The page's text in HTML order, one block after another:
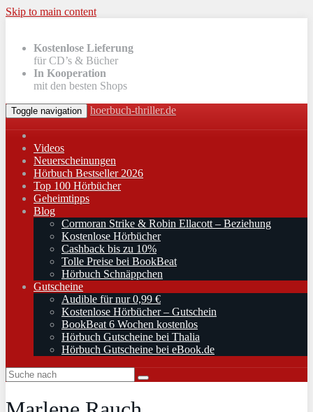
Skip to main content
Kostenlose Lieferung
für CD’s & Bücher
In Kooperation
mit den besten Shops
Toggle navigation hoerbuch-thriller.de
Videos
Neuerscheinungen
Hörbuch Bestseller 2026
Top 100 Hörbücher
Geheimtipps
Blog
Cormoran Strike & Robin Ellacott – Beziehung
Kostenlose Hörbücher
Cashback bis zu 10%
Tolle Preise bei BookBeat
Hörbuch Schnäppchen
Gutscheine
Audible für nur 0,99 €
Kostenlose Hörbücher – Gutschein
BookBeat 6 Wochen kostenlos
Hörbuch Gutscheine bei Thalia
Hörbuch Gutscheine bei eBook.de